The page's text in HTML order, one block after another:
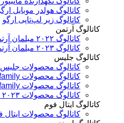
کاتالوگ هولدر موبایل ارگو
کاتالوگ زیر لپ‌تاپی ارگو
آرتمن
کاتالوگ ۲۰۲۲ مبلمان آرتمن
کاتالوگ ۲۰۲۳ مبلمان آرتمن
جلیس
کاتالوگ محصولات جلیس
کاتالوگ محصولات KIAN family جلیس
کاتالوگ محصولات LARAK family جلیس
کاتالوگ محصولات ۲۰۲۳ جلیس
ایتال فوم
کاتالوگ محصولات ایتال فوم